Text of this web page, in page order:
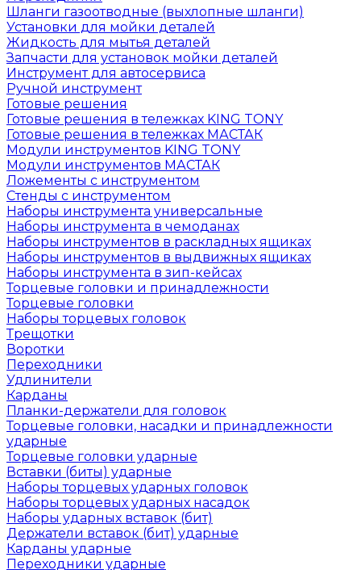
Шланги газоотводные (выхлопные шланги)
Установки для мойки деталей
Жидкость для мытья деталей
Запчасти для установок мойки деталей
Инструмент для автосервиса
Ручной инструмент
Готовые решения
Готовые решения в тележках KING TONY
Готовые решения в тележках МАСТАК
Модули инструментов KING TONY
Модули инструментов МАСТАК
Ложементы с инструментом
Стенды с инструментом
Наборы инструмента универсальные
Наборы инструмента в чемоданах
Наборы инструментов в раскладных ящиках
Наборы инструментов в выдвижных ящиках
Наборы инструмента в зип-кейсах
Торцевые головки и принадлежности
Торцевые головки
Наборы торцевых головок
Трещотки
Воротки
Переходники
Удлинители
Карданы
Планки-держатели для головок
Торцевые головки, насадки и принадлежности
ударные
Торцевые головки ударные
Вставки (биты) ударные
Наборы торцевых ударных головок
Наборы торцевых ударных насадок
Наборы ударных вставок (бит)
Держатели вставок (бит) ударные
Карданы ударные
Переходники ударные